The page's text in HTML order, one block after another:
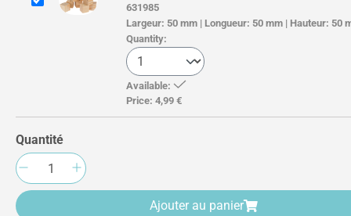
Quantité
Quantité de produit : Entrez la quantité
Ajouter au panier
631985
Largeur: 50 mm | Longueur: 50 mm | Hauteur: 50
Quantity:
Available:
Price: 4,99 €